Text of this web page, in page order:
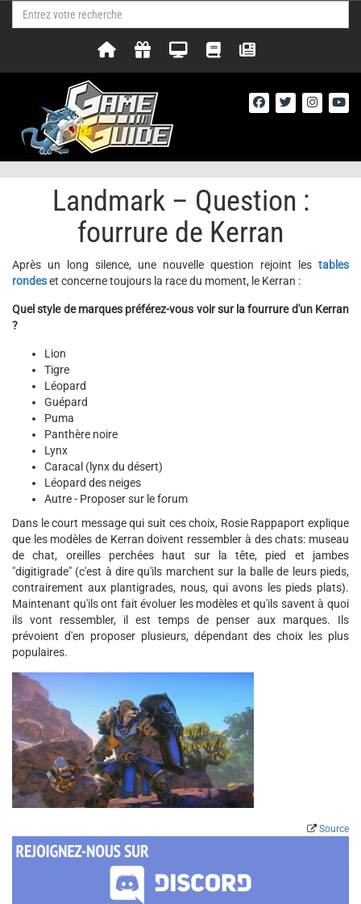
Landmark – Question :
fourrure de Kerran
Après un long silence, une nouvelle question rejoint les tables
rondeset concerne toujours la race du moment, le Kerran :
Quel style de marques préférez-vous voir sur la fourrure d'un Kerran
?
Lion
Tigre
Léopard
Guépard
Puma
Panthère noire
Lynx
Caracal (lynx du désert)
Léopard des neiges
Autre - Proposer sur le forum
Dans le court message qui suit ces choix, Rosie Rappaport explique
que les modèles de Kerran doivent ressembler à des chats: museau
de chat, oreilles perchées haut sur la tête, pied et jambes
"digitigrade" (c'est à dire qu'ils marchent sur la balle de leurs pieds,
contrairement aux plantigrades, nous, qui avons les pieds plats).
Maintenant qu'ils ont fait évoluer les modèles et qu'ils savent à quoi
ils vont ressembler, il est temps de penser aux marques. Ils
prévoient d'en proposer plusieurs, dépendant des choix les plus
populaires.
Source